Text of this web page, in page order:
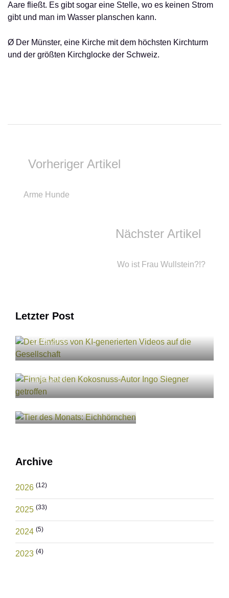
Aare fließt. Es gibt sogar eine Stelle, wo es keinen Strom
gibt und man im Wasser planschen kann.
Ø Der Münster, eine Kirche mit dem höchsten Kirchturm
und der größten Kirchglocke der Schweiz.
Vorheriger Artikel
Arme Hunde
Nächster Artikel
Wo ist Frau Wullstein?!?
Letzter Post
Der Einfluss von KI-generierten Videos auf
11.05.2026
Finnja hat den Kokosnuss-Autor Ingo
11.05.2026
Tier des Monats:
Eichhörnchen
Archive
2026 (12)
2025 (33)
2024 (5)
2023 (4)